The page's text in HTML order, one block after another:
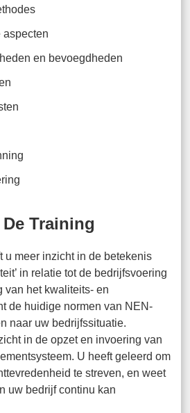
aspecten
en bevoegdheden
Training
u meer inzicht in de betekenis
in relatie tot de bedrijfsvoering
van het kwaliteits- en
de huidige normen van NEN-
naar uw bedrijfssituatie.
in de opzet en invoering van
U heeft geleerd om
te streven, en weet
uw bedrijf continu kan